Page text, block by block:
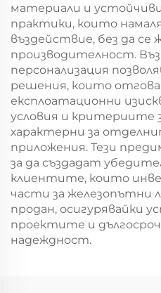
материали и
практики, които
въздействие, без да
производителност.
персонализация
решения, които
експлоатационни
условия и критериите
характерни за
приложения. Тези
за да създадат
клиентите, които
части за железопътни
продан, осигурявайки
проектите и
надеждност.